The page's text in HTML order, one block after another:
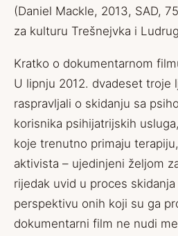
(Daniel Mackle, 2013, SAD,
za kulturu Trešnejvka i
Kratko o dokumentarnom
U lipnju 2012. dvadeset troje
raspravljali o skidanju sa
korisnika psihijatrijskih
koje trenutno primaju
aktivista – ujedinjeni željom
rijedak uvid u proces
perspektivu onih koji su ga
dokumentarni film ne nudi